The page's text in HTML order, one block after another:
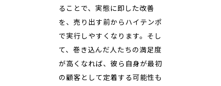
ることで、実態に即した改善
を、売り出す前からハイテンポ
で実行しやすくなります。そし
て、巻き込んだ人たちの満足度
が高くなれば、彼ら自身が最初
の顧客として定着する可能性も